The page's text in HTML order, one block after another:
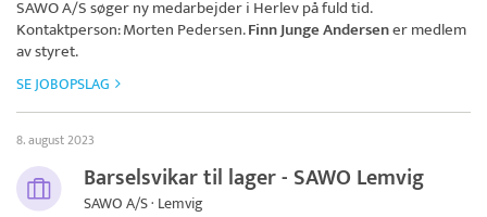
SAWO A/Ssøger ny medarbejder i Herlev på fuld tid.
Kontaktperson: Morten Pedersen.Finn Junge Andersener medlem
av styret.
SE JOBOPSLAG
8. august 2023
Barselsvikar til lager - SAWO Lemvig
SAWO A/S · Lemvig